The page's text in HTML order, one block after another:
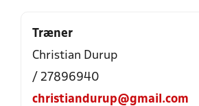
Træner
Christian Durup
/ 27896940
christiandurup@gmail.com